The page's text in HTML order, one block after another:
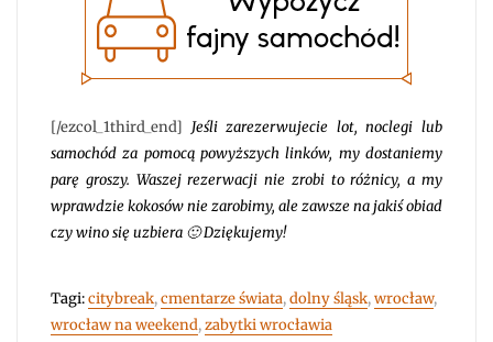
[/ezcol_1third_end] Jeśli zarezerwujecie lot, noclegi lub
samochód za pomocą powyższych linków, my dostaniemy
parę groszy. Waszej rezerwacji nie zrobi to różnicy, a my
wprawdzie kokosów nie zarobimy, ale zawsze na jakiś obiad
czy wino się uzbiera 🙂 Dziękujemy!
Tagi:citybreak,cmentarze świata,dolny śląsk,wrocław,
wrocław na weekend,zabytki wrocławia